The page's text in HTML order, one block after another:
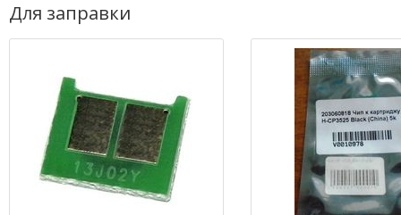
Для заправки